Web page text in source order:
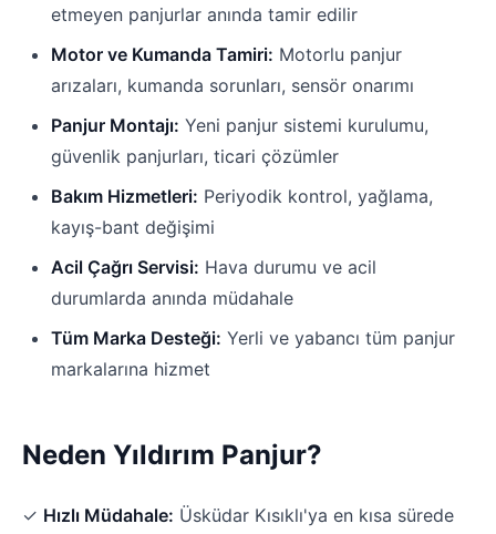
etmeyen panjurlar anında tamir edilir
Motor ve Kumanda Tamiri: Motorlu panjur
arızaları, kumanda sorunları, sensör onarımı
Panjur Montajı: Yeni panjur sistemi kurulumu,
güvenlik panjurları, ticari çözümler
Bakım Hizmetleri: Periyodik kontrol, yağlama,
kayış-bant değişimi
Acil Çağrı Servisi: Hava durumu ve acil
durumlarda anında müdahale
Tüm Marka Desteği: Yerli ve yabancı tüm panjur
markalarına hizmet
Neden Yıldırım Panjur?
✓ Hızlı Müdahale: Üsküdar Kısıklı'ya en kısa sürede